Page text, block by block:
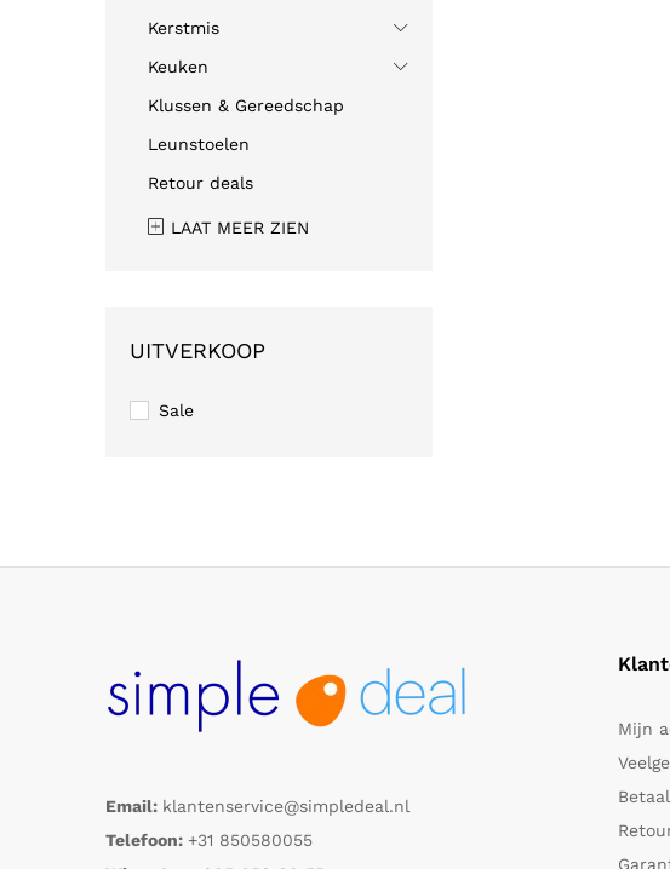
Kerstmis
Keuken
Klussen & Gereedschap
Leunstoelen
Retour deals
LAAT MEER ZIEN
UITVERKOOP
Sale
Email: klantenservice@simpledeal.nl
Telefoon: +31 850580055
Mijn